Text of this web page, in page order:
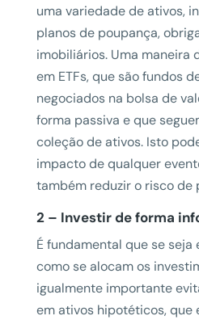
uma variedade de ativos,
planos de poupança,
imobiliários. Uma maneira
em ETFs, que são fundos
negociados na bolsa de
forma passiva e que
coleção de ativos. Isto
impacto de qualquer
também reduzir o risco de
2 – Investir de forma
É fundamental que se seja
como se alocam os
igualmente importante
em ativos hipotéticos, que